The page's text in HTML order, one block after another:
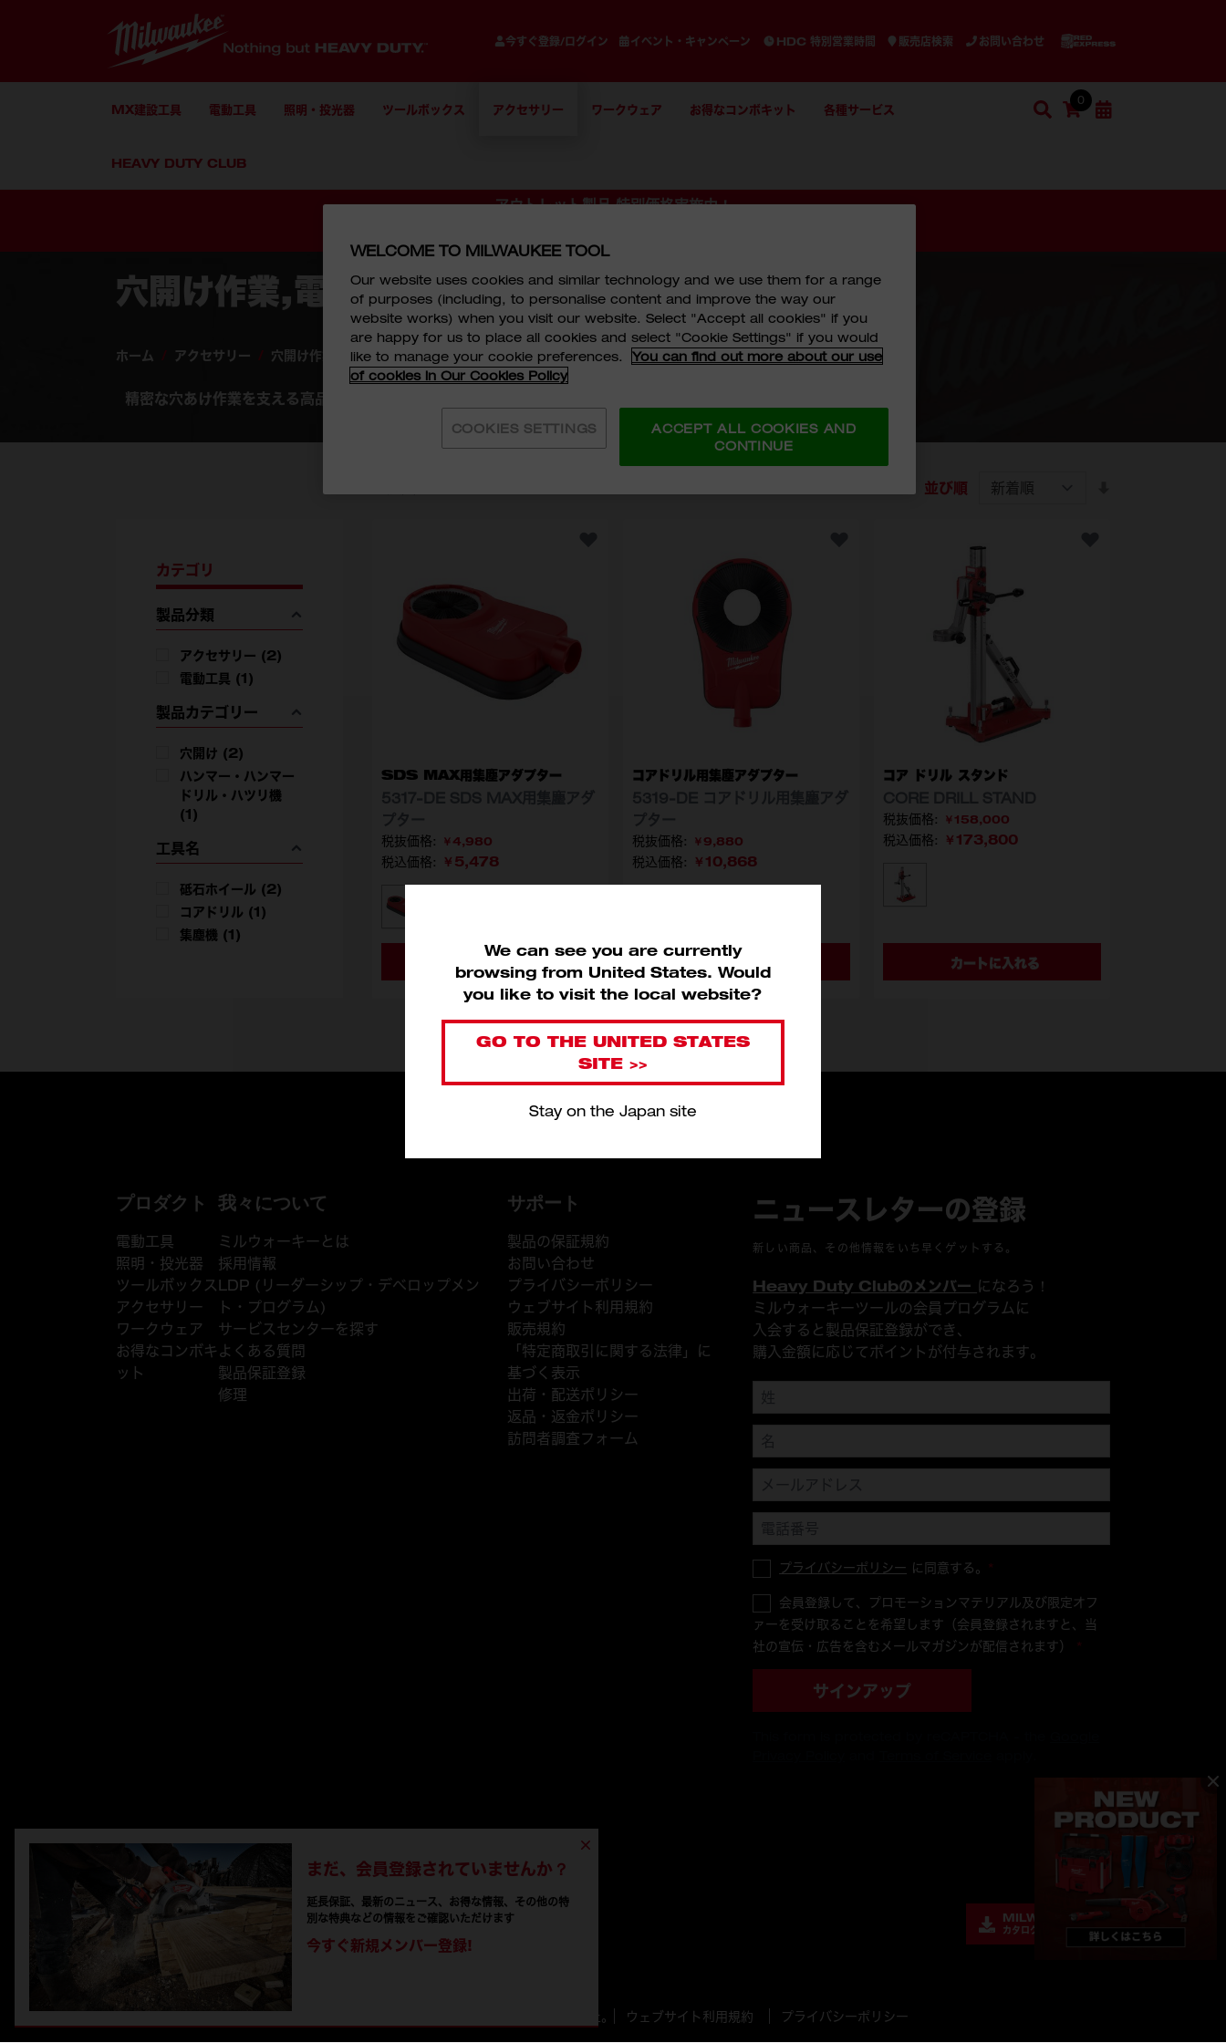
We can see you are currently
browsing from United States. Would
you like to visit the local website?
GO TO THE UNITED STATES
SITE >>
Stay on the Japan site
今すぐ登録/ログイン イベント・キャンペーン HDC 特別営業時間 販売店検索 お問い合わせ
MX建設工具 電動工具 照明・投光器 ツールボックス アクセサリー ワークウェア お得なコンボキット 各種サービス
HEAVY DUTY CLUB
検索 ショッピングカート
0
アウトレット製品 特別価格実施中！
穴開け作業,電動工具
ホーム / アクセサリー / 穴開け作業,電動工具
精密な穴あけ作業を支える高品質なアクセサリーで、作業効率を向上させます。
カテゴリ
製品分類
アクセサリー (2)
電動工具 (1)
製品カテゴリー
穴開け (2)
ハンマー・ハンマー
ドリル・ハツリ機
(1)
工具名
砥石ホイール (2)
コアドリル (1)
集塵機 (1)
並び順
SDS MAX用集塵アダプター
￥4,980
税込価格: ￥5,478
型番5317-DE
コアドリル用集塵アダプター
￥9,880
税込価格: ￥10,868
カートに入れる
コア ドリル スタンド
￥158,000
税込価格: ￥173,800
型番MXF DR255TV EU
カートに入れる
プロダクト
電動工具
照明・投光器
ツールボックス
アクセサリー
ワークウェア
お得なコンボキ
ット
我々について
ミルウォーキーとは
採用情報
LDP (リーダーシップ・デベロップメン
ト・プログラム)
サービスセンターを探す
よくある質問
製品保証登録
修理
サポート
製品の保証規約
お問い合わせ
プライバシーポリシー
ウェブサイト利用規約
販売規約
「特定商取引に関する法律」に
基づく表示
出荷・配送ポリシー
返品・返金ポリシー
訪問者調査フォーム
ニュースレターの登録
新しい商品、その他情報をいち早くゲットする。
Heavy Duty Clubのメンバー になろう！
ミルウォーキーツールの会員プログラムに
入会すると製品保証登録ができ、
購入金額に応じてポイントが付与されます。
プライバシーポリシー に同意する。 *
会員登録して、プロモーションマテリアル及び限定オフ
ァーを受け取ることを希望します（会員登録されますと、当
社の宣伝・広告を含むメールマガジンが配信されます）
*
サインアップ
MILWAUKEE™
カタログ ダウンロード
まだ、会員登録されていませんか？
延長保証、最新のニュース、お得な情報、その他の特
別な特典などの情報をご確認いただけます
今すぐ新規メンバー登録!
© 2026 Milwaukee Tool Japan。 無断複製禁止。 ウェブサイト利用規約 プライバシーポリシー
WELCOME TO MILWAUKEE TOOL
Our website uses cookies and similar technology and we use them for a range
of purposes (including, to personalise content and improve the way our
website works) when you visit our website. Select "Accept all cookies" if you
are happy for us to place all cookies and select "Cookie Settings" if you would
like to manage your cookie preferences.
You can find out more about our use
of cookies in Our Cookies Policy
COOKIES SETTINGS
ACCEPT ALL COOKIES AND
CONTINUE